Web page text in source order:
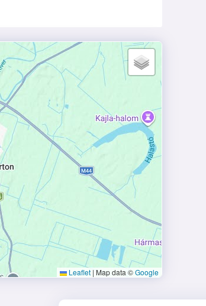
Leaflet | Map data ©Google